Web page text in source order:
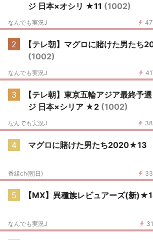
ジ 日本×オシリ ★11 (1002)
なんでも実況J
2
【テレ朝】マグロに賭けた男たち
(1002)
なんでも実況J
3
【テレ朝】東京五輪アジア最終予
ジ 日本×シリア ★2 (1002)
なんでも実況J
4 マグロに賭けた男たち2020★13
番組ch(朝日)
5 【MX】異種族レビュアーズ(新
なんでも実況J